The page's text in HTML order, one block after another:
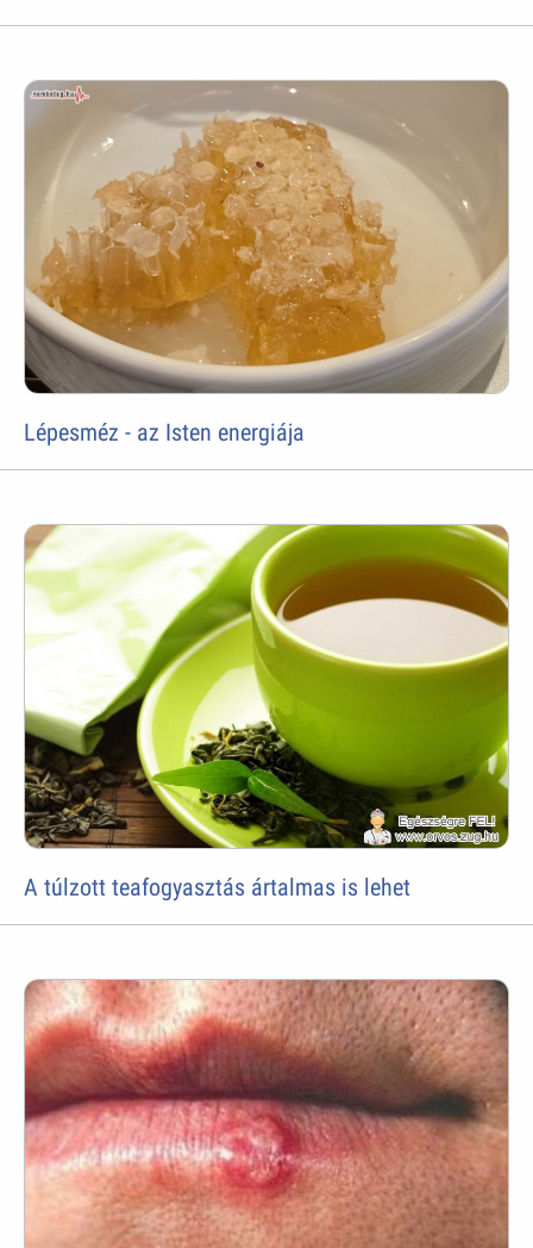
Lépesméz - az Isten energiája
A túlzott teafogyasztás ártalmas is lehet